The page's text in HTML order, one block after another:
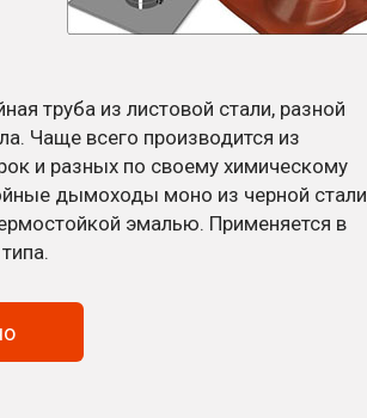
труба из листовой стали, разной
Чаще всего производится из
и разных по своему химическому
дымоходы моно из черной стали
эмалью. Применяется в